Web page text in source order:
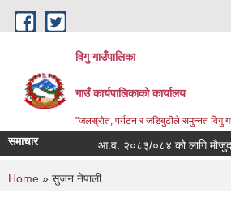
Skip to main content
विगु गाउँपालिका
गाउँ कार्यपालिकाको कार्यालय
"जलस्रोत, पर्यटन र जडिबुटीले समुन्नत विगु
समाचार आ.व. २०८३/०८४ को लागि मौजुदा
You are here
Home » सुजन नेपाली